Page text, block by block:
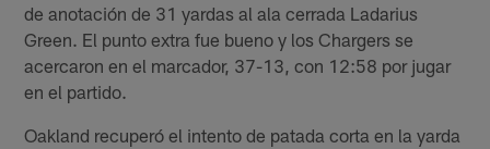
de anotación de 31 yardas al ala cerrada Ladarius
Green. El punto extra fue bueno y los Chargers se
acercaron en el marcador, 37-13, con 12:58 por jugar
en el partido.
Oakland recuperó el intento de patada corta en la yarda